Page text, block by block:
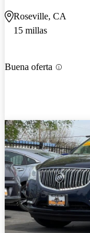
Roseville, CA
15 millas
Buena oferta